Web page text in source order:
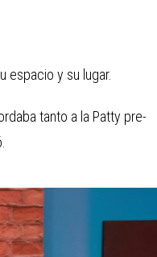
espacio y su lugar.
tanto a la Patty pre-